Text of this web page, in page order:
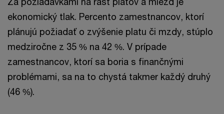
ekonomický tlak. Percento zamestnancov, ktorí
plánujú požiadať o zvýšenie platu či mzdy, stúplo
medziročne z 35 % na 42 %. V prípade
zamestnancov, ktorí sa boria s finančnými
problémami, sa na to chystá takmer každý druhý
(46 %).